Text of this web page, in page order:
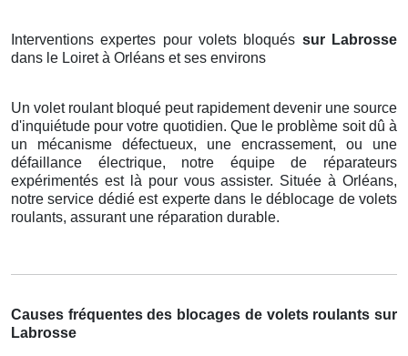
Interventions expertes pour volets bloqués sur Labrosse
dans le Loiret à Orléans et ses environs
Un volet roulant bloqué peut rapidement devenir une source
d'inquiétude pour votre quotidien. Que le problème soit dû à
un mécanisme défectueux, une encrassement, ou une
défaillance électrique, notre équipe de réparateurs
expérimentés est là pour vous assister. Située à Orléans,
notre service dédié est experte dans le déblocage de volets
roulants, assurant une réparation durable.
Causes fréquentes des blocages de volets roulants sur
Labrosse